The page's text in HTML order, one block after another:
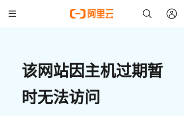
该网站因主机过期暂
时无法访问